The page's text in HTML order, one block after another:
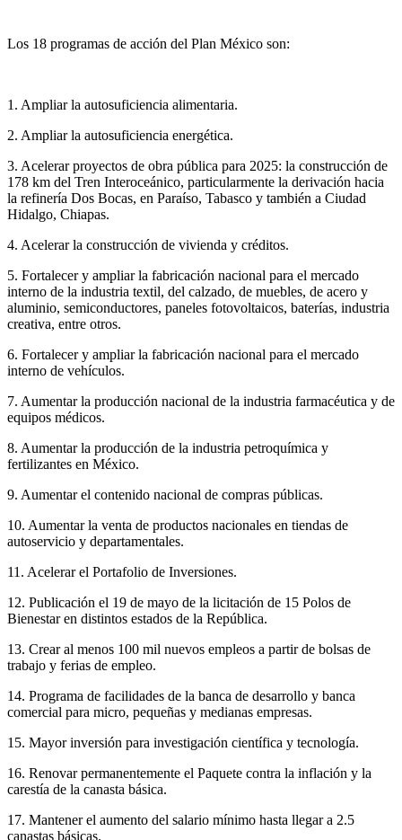
Los 18 programas de acción del Plan México son:
1. Ampliar la autosuficiencia alimentaria.
2. Ampliar la autosuficiencia energética.
3. Acelerar proyectos de obra pública para 2025: la construcción de
178 km del Tren Interoceánico, particularmente la derivación hacia
la refinería Dos Bocas, en Paraíso, Tabasco y también a Ciudad
Hidalgo, Chiapas.
4. Acelerar la construcción de vivienda y créditos.
5. Fortalecer y ampliar la fabricación nacional para el mercado
interno de la industria textil, del calzado, de muebles, de acero y
aluminio, semiconductores, paneles fotovoltaicos, baterías, industria
creativa, entre otros.
6. Fortalecer y ampliar la fabricación nacional para el mercado
interno de vehículos.
7. Aumentar la producción nacional de la industria farmacéutica y de
equipos médicos.
8. Aumentar la producción de la industria petroquímica y
fertilizantes en México.
9. Aumentar el contenido nacional de compras públicas.
10. Aumentar la venta de productos nacionales en tiendas de
autoservicio y departamentales.
11. Acelerar el Portafolio de Inversiones.
12. Publicación el 19 de mayo de la licitación de 15 Polos de
Bienestar en distintos estados de la República.
13. Crear al menos 100 mil nuevos empleos a partir de bolsas de
trabajo y ferias de empleo.
14. Programa de facilidades de la banca de desarrollo y banca
comercial para micro, pequeñas y medianas empresas.
15. Mayor inversión para investigación científica y tecnología.
16. Renovar permanentemente el Paquete contra la inflación y la
carestía de la canasta básica.
17. Mantener el aumento del salario mínimo hasta llegar a 2.5
canastas básicas.